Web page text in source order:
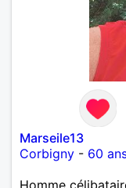
Marseile13
Corbigny - 60
Homme